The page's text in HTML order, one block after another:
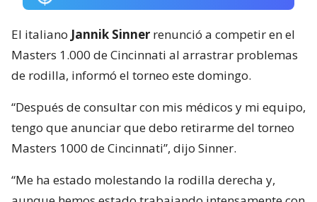
Lesión complica al dos del mundo:
Masters de Cincinnati
“Estoy muy decepcionado por no poder jugar en
Cincinnati y deseo a Bob (Moran) y a todo su equipo
un gran torneo y mucho éxito. No veo la hora de
volver el próximo año y ahora estoy concentrado en
prepararme para el US Open”, concluyó Jannik